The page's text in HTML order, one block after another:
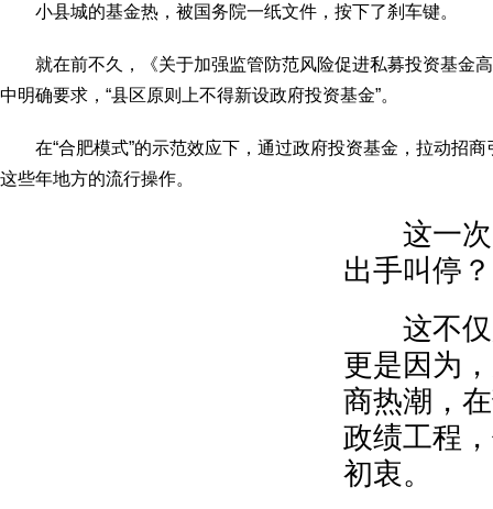
小县城的基金热，被国务院一纸文件，按下了刹车键。
就在前不久，《关于加强监管防范风险促进私募投资基金高
中明确要求，“县区原则上不得新设政府投资基金”。
在“合肥模式”的示范效应下，通过政府投资基金，拉动招商
这些年地方的流行操作。
这一次
出手叫停？
这不仅
更是因为
商热潮，
政绩工程
初衷。